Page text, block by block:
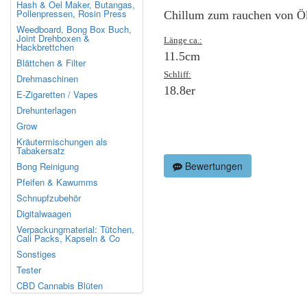
Chillum zum rauchen von
Länge ca.:
11.5cm
Schliff:
18.8er
Bewertungen
Hash & Oel Maker, Butangas,
Pollenpressen, Rosin Press
Weedboard, Bong Box Buch,
Joint Drehboxen &
Hackbrettchen
Blättchen & Filter
Drehmaschinen
E-Zigaretten / Vapes
Drehunterlagen
Grow
Kräutermischungen als
Tabakersatz
Bong Reinigung
Pfeifen & Kawumms
Schnupfzubehör
Digitalwaagen
Verpackungmaterial: Tütchen,
Cali Packs, Kapseln & Co
Sonstiges
Tester
CBD Cannabis Blüten